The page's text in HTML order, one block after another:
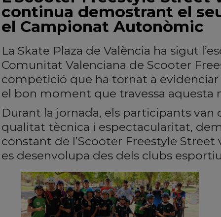
continua demostrant el
el Campionat Autonòmic
La Skate Plaza de València ha sigut
Comunitat Valenciana de Scooter
competició que ha tornat a evidenciar
el bon moment que travessa aquesta
Durant la jornada, els participants van
qualitat tècnica i espectacularitat,
constant de l’Scooter Freestyle
es desenvolupa des dels clubs